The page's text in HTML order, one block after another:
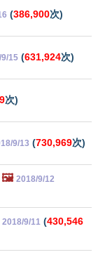
(386,900次)
15 (631,924次)
次)
9/13 (730,969次)
🖼️ 2018/9/12
2018/9/11 (430,546